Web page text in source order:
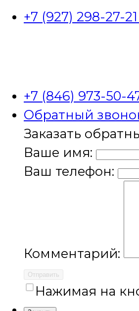
+7 (927) 298-27-21
+7 (846) 973-50-
Обратный
Заказать
Ваше имя:
Ваш телефон:
Комментарий:
Отправить
Нажимая на